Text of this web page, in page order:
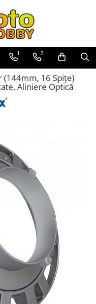
1 2
(144mm, 16 Spițe)
Aliniere Optică